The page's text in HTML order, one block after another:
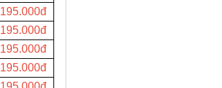
195.000đ
195.000đ
195.000đ
195.000đ